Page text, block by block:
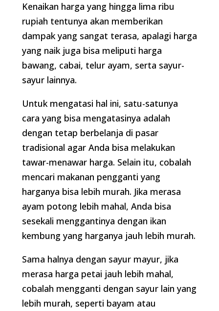
Kenaikan harga yang hingga lima ribu
rupiah tentunya akan memberikan
dampak yang sangat terasa, apalagi harga
yang naik juga bisa meliputi harga
bawang, cabai, telur ayam, serta sayur-
sayur lainnya.
Untuk mengatasi hal ini, satu-satunya
cara yang bisa mengatasinya adalah
dengan tetap berbelanja di pasar
tradisional agar Anda bisa melakukan
tawar-menawar harga. Selain itu, cobalah
mencari makanan pengganti yang
harganya bisa lebih murah. Jika merasa
ayam potong lebih mahal, Anda bisa
sesekali menggantinya dengan ikan
kembung yang harganya jauh lebih murah.
Sama halnya dengan sayur mayur, jika
merasa harga petai jauh lebih mahal,
cobalah mengganti dengan sayur lain yang
lebih murah, seperti bayam atau